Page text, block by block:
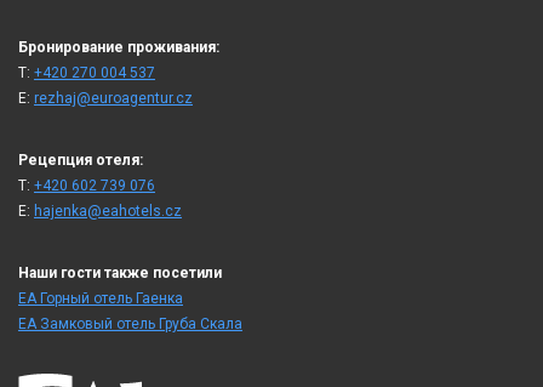
Бронирование проживания:
T: +420 270 004 537
E: rezhaj@euroagentur.cz
Рецепция отеля:
T: +420 602 739 076
E: hajenka@eahotels.cz
Наши гости также посетили
ЕА Горный отель Гаенка
ЕА Замковый отель Груба Скала